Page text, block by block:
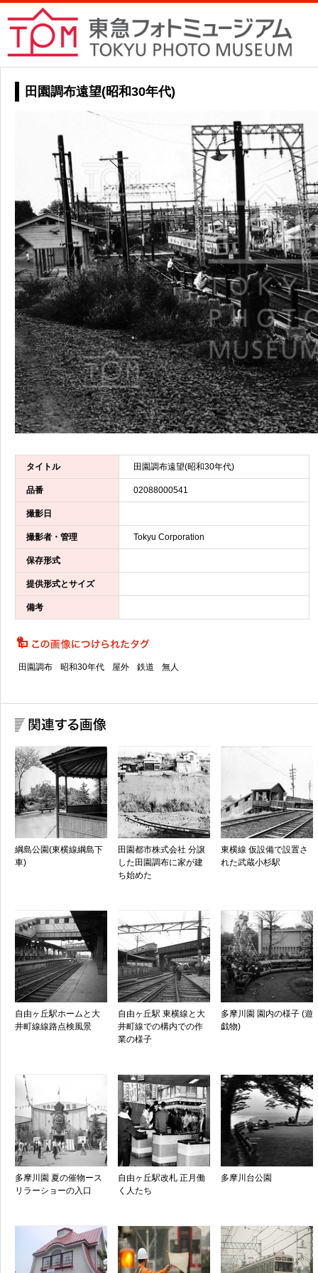
田園調布遠望(昭和30年代)
タイトル 田園調布遠望(昭和30年代)
品番 02088000541
撮影日
撮影者・管理 Tokyu Corporation
保存形式
提供形式とサイズ
備考
田園調布 昭和30年代 屋外 鉄道 無人
綱島公園(東横線綱島下
車)
田園都市株式会社 分譲
した田園調布に家が建
ち始めた
東横線 仮設備で設置さ
れた武蔵小杉駅
自由ヶ丘駅ホームと大
井町線線路点検風景
自由ヶ丘駅 東横線と大
井町線での構内での作
業の様子
多摩川園 園内の様子 (遊
戯物)
多摩川園 夏の催物ース
リラーショーの入口
自由ヶ丘駅改札 正月働
く人たち
多摩川台公園